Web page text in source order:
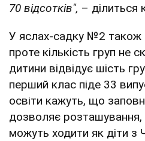
70 відсотків", – ділиться
У яслах-садку №2 також
проте кількість груп не
дитини відвідує шість
перший клас піде 33
освіти кажуть, що
дозволяє
можуть ходити як діти з